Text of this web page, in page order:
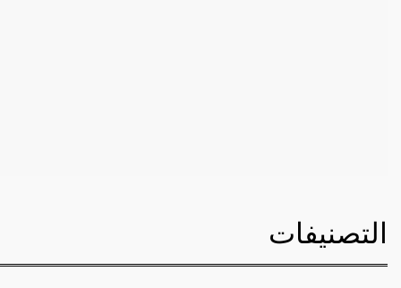
التصنيفات